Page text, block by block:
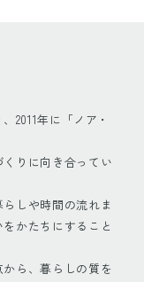
2011年に「ノア・
りに向き合ってい
しや時間の流れま
かたちにすること
ら、暮らしの質を